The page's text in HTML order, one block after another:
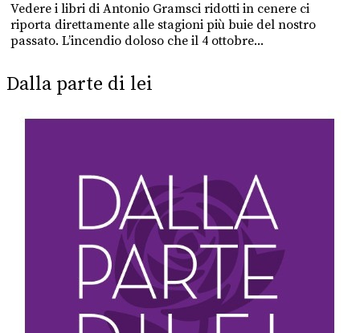
Vedere i libri di Antonio Gramsci ridotti in cenere ci
riporta direttamente alle stagioni più buie del nostro
passato. L’incendio doloso che il 4 ottobre...
Dalla parte di lei